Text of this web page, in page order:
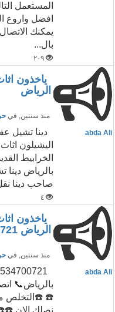
المستعمل
افضل واروع
يمكنك
بال...
٢٠٩
ياخذون
الرياض
منذ سنتين, في
abda Ali
‏دينا تشيل
اليشيلون
الخرابيط
بالرياض
صاحب دينا
٤
ياخذون
الرياض 0534700721 التخلص
منذ سنتين, في
abda Ali
☎️ ☎️التخلص من